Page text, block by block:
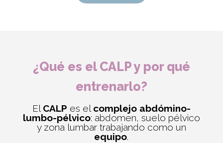
¿Qué es el CALP y por qué
entrenarlo?
El CALP es el complejo abdómino-
lumbo-pélvico: abdomen, suelo pélvico
y zona lumbar trabajando como un
equipo.